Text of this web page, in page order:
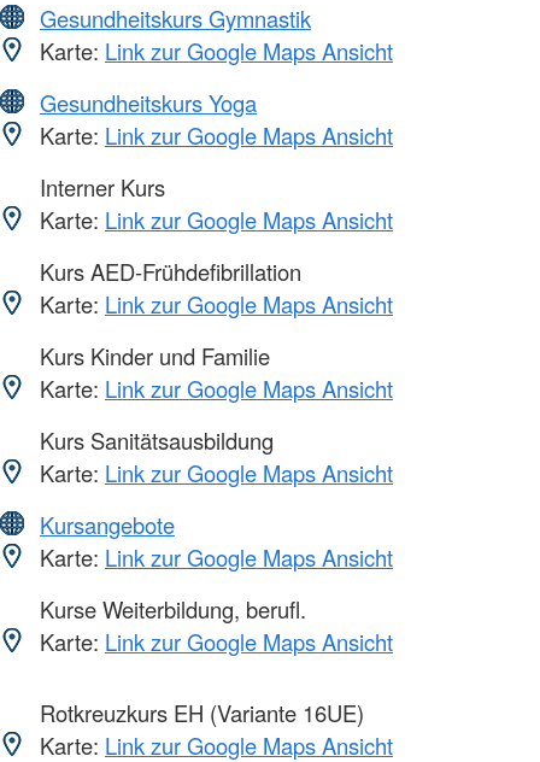
Gesundheitskurs Gymnastik
Karte: Link zur Google Maps Ansicht
Gesundheitskurs Yoga
Karte: Link zur Google Maps Ansicht
Interner Kurs
Karte: Link zur Google Maps Ansicht
Kurs AED-Frühdefibrillation
Karte: Link zur Google Maps Ansicht
Kurs Kinder und Familie
Karte: Link zur Google Maps Ansicht
Kurs Sanitätsausbildung
Karte: Link zur Google Maps Ansicht
Kursangebote
Karte: Link zur Google Maps Ansicht
Kurse Weiterbildung, berufl.
Karte: Link zur Google Maps Ansicht
Rotkreuzkurs EH (Variante 16UE)
Karte: Link zur Google Maps Ansicht